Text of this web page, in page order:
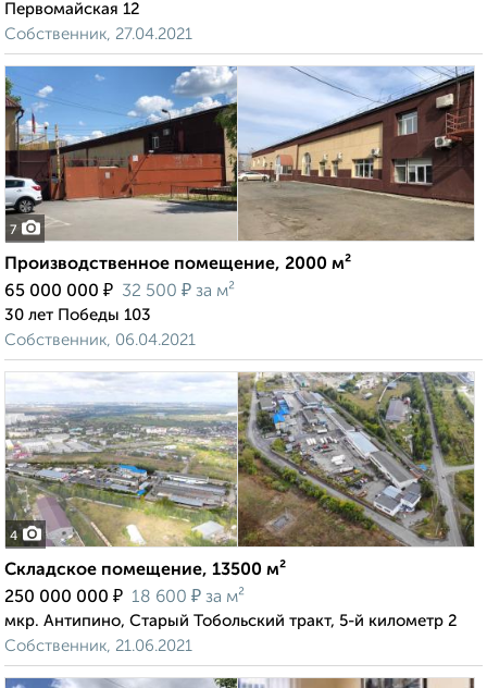
Первомайская 12
Собственник, 27.04.2021
7
Производственное помещение, 2000 м²
65 000 000 ₽ 32 500 ₽ за м²
30 лет Победы 103
Собственник, 06.04.2021
4
Складское помещение, 13500 м²
250 000 000 ₽ 18 600 ₽ за м²
мкр. Антипино, Старый Тобольский тракт, 5-й километр 2
Собственник, 21.06.2021